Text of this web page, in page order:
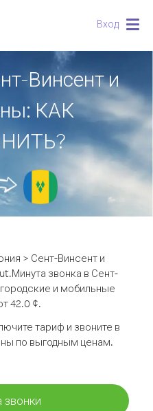
Вход
Винсент и
КАК
> Сент-Винсент и
Минута звонка в Сент-
и мобильные
42.0 ¢.
тариф и звоните в
по выгодным ценам.